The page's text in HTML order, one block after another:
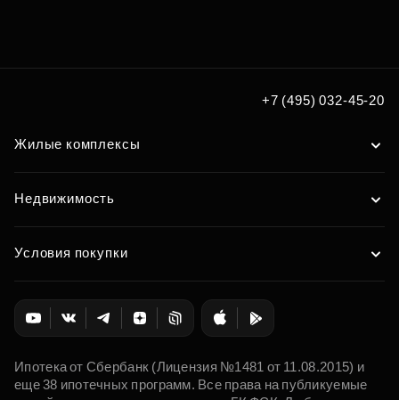
+7 (495) 032-45-20
Жилые комплексы
Недвижимость
Условия покупки
Ипотека от Сбербанк (Лицензия №1481 от 11.08.2015) и
еще 38 ипотечных программ. Все права на публикуемые